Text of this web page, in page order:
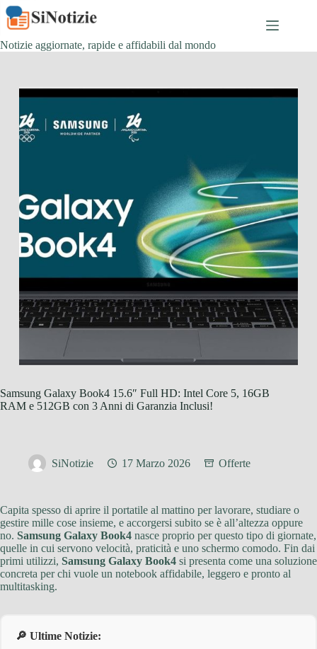
Salta
al
contenuto
Notizie aggiornate, rapide e affidabili dal mondo
Samsung Galaxy Book4 15.6″ Full HD: Intel Core 5, 16GB
RAM e 512GB con 3 Anni di Garanzia Inclusi!
SiNotizie 17 Marzo 2026 Offerte
Capita spesso di aprire il portatile al mattino per lavorare, studiare o
gestire mille cose insieme, e accorgersi subito se è all’altezza oppure
no. Samsung Galaxy Book4 nasce proprio per questo tipo di giornate,
quelle in cui servono velocità, praticità e uno schermo comodo. Fin dai
primi utilizzi, Samsung Galaxy Book4 si presenta come una soluzione
concreta per chi vuole un notebook affidabile, leggero e pronto al
multitasking.
🔎 Ultime Notizie: